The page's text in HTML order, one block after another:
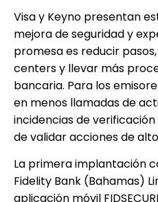
Visa y Keyno presentan
mejora de seguridad y
promesa es reducir
centers y llevar más
bancaria. Para los
en menos llamadas de
incidencias de
de validar acciones de
La primera implantación
Fidelity Bank (Bahamas)
aplicación móvil